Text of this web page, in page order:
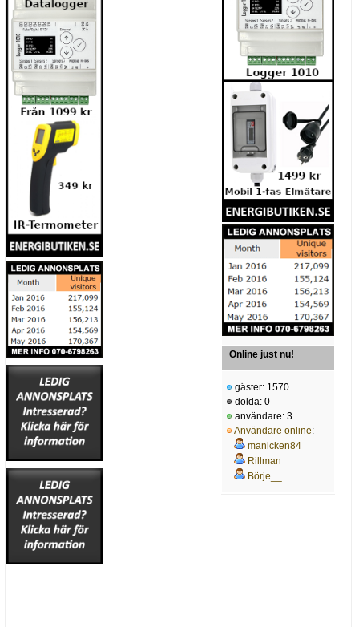
Online just nu!
gäster: 1570
dolda: 0
användare: 3
Användare online:
manicken84
Rillman
Börje__